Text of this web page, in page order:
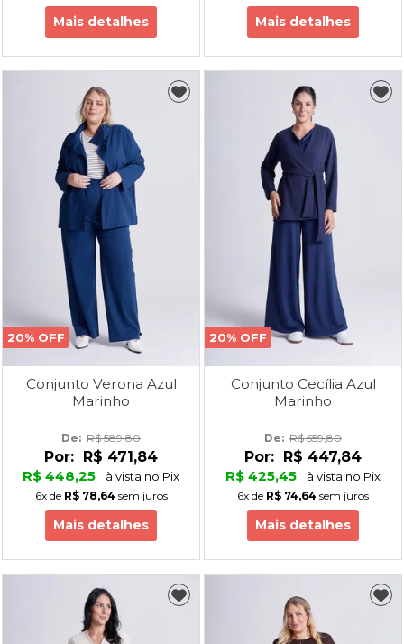
Mais detalhes Mais detalhes
20% OFF
Conjunto Verona Azul
Marinho
De: R$ 589,80
Por: R$ 471,84
R$ 448,25
à vista no Pix
6xde R$ 78,64 sem juros
Mais detalhes
20% OFF
Conjunto Cecília Azul
Marinho
De: R$ 559,80
Por: R$ 447,84
R$ 425,45
à vista no Pix
6x de R$ 74,64 sem juros
Mais detalhes